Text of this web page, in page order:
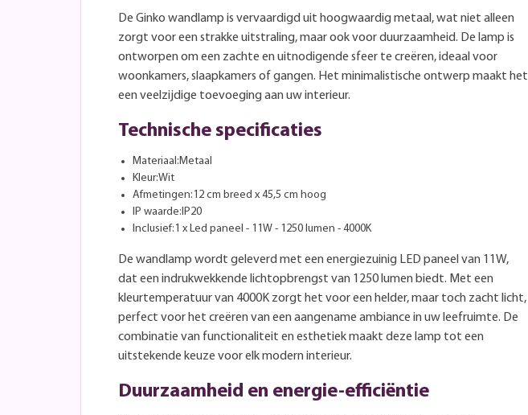
De Ginko wandlamp is vervaardigd uit hoogwaardig metaal, wat niet alleen
zorgt voor een strakke uitstraling, maar ook voor duurzaamheid. De lamp is
ontworpen om een zachte en uitnodigende sfeer te creëren, ideaal voor
woonkamers, slaapkamers of gangen. Het minimalistische ontwerp maakt het
een veelzijdige toevoeging aan uw interieur.
Technische specificaties
Materiaal:Metaal
Kleur:Wit
Afmetingen:12 cm breed x 45,5 cm hoog
IP waarde:IP20
Inclusief:1 x Led paneel - 11W - 1250 lumen - 4000K
De wandlamp wordt geleverd met een energiezuinig LED paneel van 11W,
dat een indrukwekkende lichtopbrengst van 1250 lumen biedt. Met een
kleurtemperatuur van 4000K zorgt het voor een helder, maar toch zacht licht,
perfect voor het creëren van een aangename ambiance in uw leefruimte. De
combinatie van functionaliteit en esthetiek maakt deze lamp tot een
uitstekende keuze voor elk modern interieur.
Duurzaamheid en energie-efficiëntie